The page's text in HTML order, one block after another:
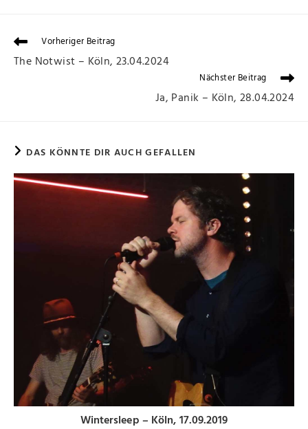
Vorheriger Beitrag
The Notwist – Köln, 23.04.2024
Nächster Beitrag
Ja, Panik – Köln, 28.04.2024
DAS KÖNNTE DIR AUCH GEFALLEN
Wintersleep – Köln, 17.09.2019